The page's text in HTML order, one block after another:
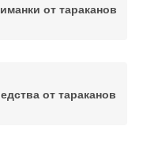
от тараканов
от тараканов